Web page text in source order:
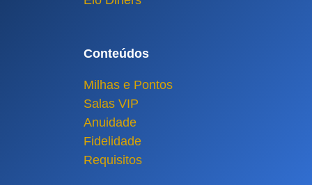
Conteúdos
Milhas e Pontos
Salas VIP
Anuidade
Fidelidade
Requisitos